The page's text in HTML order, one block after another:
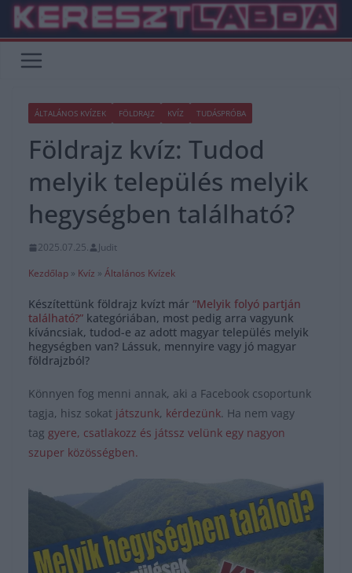
Skip
content
ÁLTALÁNOS KVÍZEK FÖLDRAJZ KVÍZ TUDÁSPRÓBA
Földrajz kvíz: Tudod
melyik település melyik
hegységben található?
2025.07.25.
Judit
Kezdőlap » Kvíz » Általános Kvízek
Készítettünk földrajz kvízt már “Melyik folyó partján
található?” kategóriában, most pedig arra vagyunk
kíváncsiak, tudod-e az adott magyar település melyik
hegységben van? Lássuk, mennyire vagy jó magyar
földrajzból?
Könnyen fog menni annak, aki a Facebook csoportunk
tagja, hisz sokat játszunk, kérdezünk. Ha nem vagy
tag gyere, csatlakozz és játssz velünk egy nagyon
szuper közösségben.